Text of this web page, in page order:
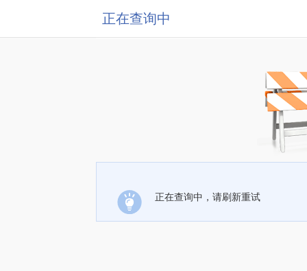
正在查询中
正在查询中，请刷新重试